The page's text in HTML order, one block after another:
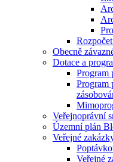
Obecně
Dotace a
Program
Program
Veřejnoprávní
Územní plán
Veřejné
Veřejné